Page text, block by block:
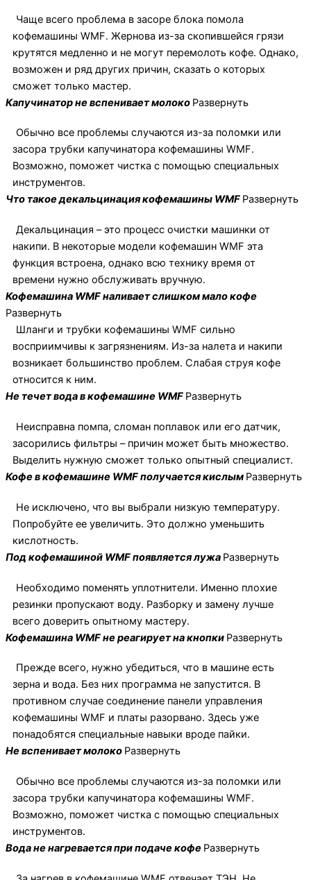
Чаще всего проблема в засоре блока помола
кофемашины WMF. Жернова из-за скопившейся грязи
крутятся медленно и не могут перемолоть кофе. Однако,
возможен и ряд других причин, сказать о которых
сможет только мастер.
Капучинатор не вспенивает молоко Развернуть
Обычно все проблемы случаются из-за поломки или
засора трубки капучинатора кофемашины WMF.
Возможно, поможет чистка с помощью специальных
инструментов.
Что такое декальцинация кофемашины WMF Развернуть
Декальцинация – это процесс очистки машинки от
накипи. В некоторые модели кофемашин WMF эта
функция встроена, однако всю технику время от
времени нужно обслуживать вручную.
Кофемашина WMF наливает слишком мало кофе
Развернуть
Шланги и трубки кофемашины WMF сильно
восприимчивы к загрязнениям. Из-за налета и накипи
возникает большинство проблем. Слабая струя кофе
относится к ним.
Не течет вода в кофемашине WMF Развернуть
Неисправна помпа, сломан поплавок или его датчик,
засорились фильтры – причин может быть множество.
Выделить нужную сможет только опытный специалист.
Кофе в кофемашине WMF получается кислым Развернуть
Не исключено, что вы выбрали низкую температуру.
Попробуйте ее увеличить. Это должно уменьшить
кислотность.
Под кофемашиной WMF появляется лужа Развернуть
Необходимо поменять уплотнители. Именно плохие
резинки пропускают воду. Разборку и замену лучше
всего доверить опытному мастеру.
Кофемашина WMF не реагирует на кнопки Развернуть
Прежде всего, нужно убедиться, что в машине есть
зерна и вода. Без них программа не запустится. В
противном случае соединение панели управления
кофемашины WMF и платы разорвано. Здесь уже
понадобятся специальные навыки вроде пайки.
Не вспенивает молоко Развернуть
Обычно все проблемы случаются из-за поломки или
засора трубки капучинатора кофемашины WMF.
Возможно, поможет чистка с помощью специальных
инструментов.
Вода не нагревается при подаче кофе Развернуть